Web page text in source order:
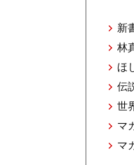
新
林
ほ
伝
世
マ
マ